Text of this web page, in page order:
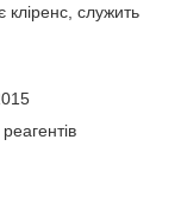
кліренс, служить